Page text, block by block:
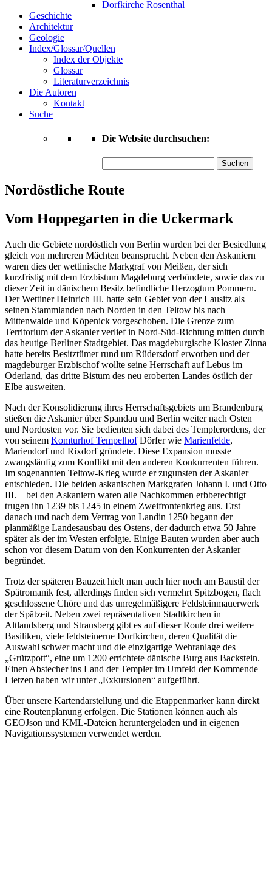
Dorfkirche Rosenthal
Geschichte
Architektur
Geologie
Index/Glossar/Quellen
Index der Objekte
Glossar
Literaturverzeichnis
Die Autoren
Kontakt
Suche
Die Website durchsuchen:
nach:
Nordöstliche Route
Vom Hoppegarten in die Uckermark
Auch die Gebiete nordöstlich von Berlin wurden bei der Besiedlung
gleich von mehreren Mächten beansprucht. Neben den Askaniern
waren dies der wettinische Markgraf von Meißen, der sich
kurzfristig mit dem Erzbistum Magdeburg verbündete, sowie das zu
dieser Zeit in dänischem Besitz befindliche Herzogtum Pommern.
Der Wettiner Heinrich III. hatte sein Gebiet von der Lausitz als
seinen Stammlanden nach Norden in den Teltow bis nach
Mittenwalde und Köpenick vorgeschoben. Die Grenze zum
Territorium der Askanier verlief in Nord-Süd-Richtung mitten durch
das heutige Berliner Stadtgebiet. Das magdeburgische Kloster Zinna
hatte bereits Besitztümer rund um Rüdersdorf erworben und der
magdeburger Erzbischof wollte seine Herrschaft auf Lebus im
Oderland, das dritte Bistum des neu eroberten Landes östlich der
Elbe ausweiten.
Nach der Konsolidierung ihres Herrschaftsgebiets um Brandenburg
stießen die Askanier über Spandau und Berlin weiter nach Osten
und Nordosten vor. Sie bedienten sich dabei des Templerordens, der
von seinem Komturhof TempelhofDörfer wie Marienfelde,
Mariendorf und Rixdorf gründete. Diese Expansion musste
zwangsläufig zum Konflikt mit den anderen Konkurrenten führen.
Im sogenannten Teltow-Krieg wurde er zugunsten der Askanier
entschieden. Die beiden askanischen Markgrafen Johann I. und Otto
III. – bei den Askaniern waren alle Nachkommen erbberechtigt –
trugen ihn 1239 bis 1245 in einem Zweifrontenkrieg aus. Erst
danach und nach dem Vertrag von Landin 1250 begann der
planmäßige Landesausbau des Ostens, der dadurch etwa 50 Jahre
später als der im Westen erfolgte. Einige Bauten wurden aber auch
schon vor diesem Datum von den Konkurrenten der Askanier
begründet.
Trotz der späteren Bauzeit hielt man auch hier noch am Baustil der
Spätromanik fest, allerdings finden sich vermehrt Spitzbögen, flach
geschlossene Chöre und das unregelmäßigere Feldsteinmauerwerk
der Spätzeit. Neben zwei repräsentativen Stadtkirchen in
Altlandsberg und Strausberg gibt es auf dieser Route drei weitere
Basiliken, viele feldsteinerne Dorfkirchen, deren Qualität die
Auswahl schwer macht und die einzigartige Wehranlage des
„Grützpott“, eine um 1200 errichtete dänische Burg aus Backstein.
Einen Abstecher ins Land der Templer im Umfeld der Kommende
Lietzen haben wir unter „Exkursionen“ aufgeführt.
Über unsere Kartendarstellung und die Etappenmarker kann direkt
eine Routenplanung erfolgen. Die Stationen können auch als
GEOJson und KML-Dateien heruntergeladen und in eigenen
Navigationssystemen verwendet werden.